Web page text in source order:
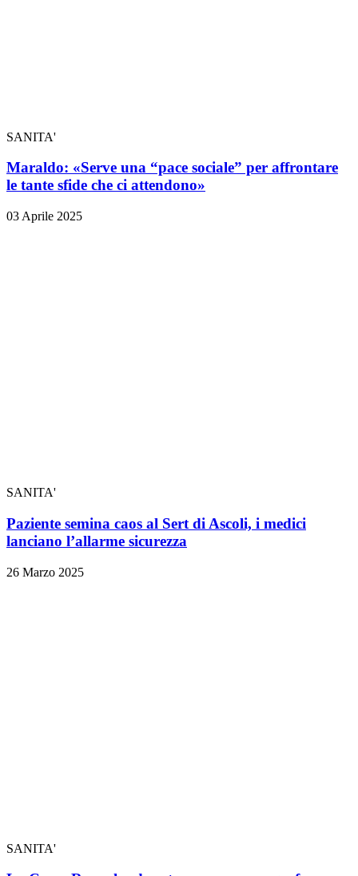
SANITA'
Maraldo: «Serve una “pace sociale” per affrontare
le tante sfide che ci attendono»
03 Aprile 2025
SANITA'
Paziente semina caos al Sert di Ascoli, i medici
lanciano l’allarme sicurezza
26 Marzo 2025
SANITA'